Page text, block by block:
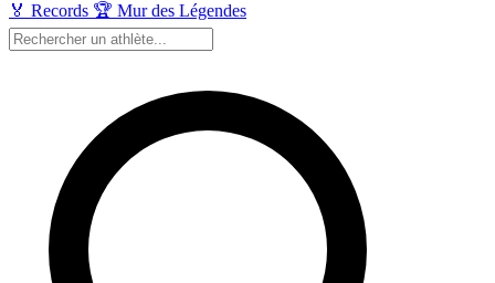
🏅 Records 🏆 Mur des Légendes